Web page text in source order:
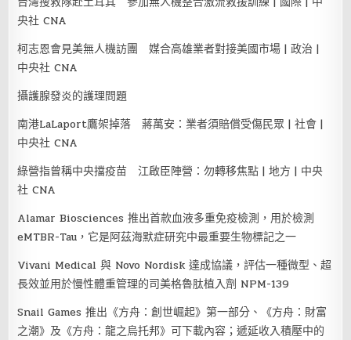
央社 CNA
柯志恩會見美無人機訪團 媒合高雄業者對接美國市場 | 政治 |
中央社 CNA
攝護腺發炎的護理問題
南港LaLaport鷹架掉落 蔣萬安：業者須賠償受傷民眾 | 社會 |
中央社 CNA
綠營指曾稱中央擋疫苗 江啟臣陣營：勿轉移焦點 | 地方 | 中央
社 CNA
Alamar Biosciences 推出首款血液多重免疫檢測，用於檢測
eMTBR-Tau，它是阿茲海默症研究中最重要生物標記之一
Vivani Medical 與 Novo Nordisk 達成協議，評估一種微型、超
長效並用於慢性體重管理的司美格魯肽植入劑 NPM-139
Snail Games 推出《方舟：創世崛起》第一部分、《方舟：財富
之潮》及《方舟：龍之烏托邦》可下載內容；遞延收入積壓中的